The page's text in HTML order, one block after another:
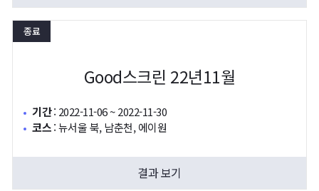
종료
Good스크린 22년11월
기간: 2022-11-06 ~ 2022-11-30
코스:뉴서울 북, 남춘천, 에이원
결과 보기